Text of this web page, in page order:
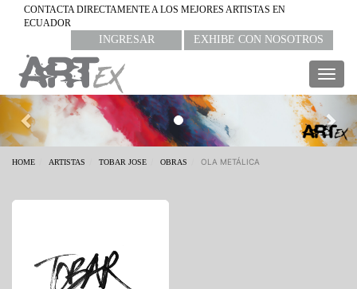
CONTACTA DIRECTAMENTE A LOS MEJORES ARTISTAS EN
ECUADOR
INGRESAR EXHIBE CON NOSOTROS
Previous
HOME ARTISTAS TOBAR JOSE OBRAS OLA METÁLICA